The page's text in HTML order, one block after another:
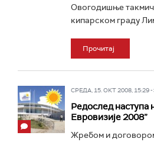
Овогодишње
кипарском граду
Прочитај
СРЕДА, 15. ОКТ 2008, 15:29 -
Редослед наступа
Евровизије 2008”
Жребом и